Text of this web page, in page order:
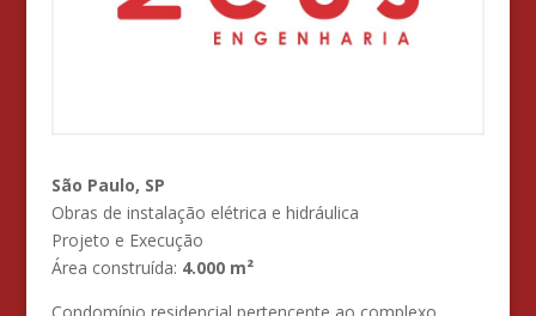
São Paulo, SP
Obras de instalação elétrica e hidráulica
Projeto e Execução
Área construída: 4.000 m²